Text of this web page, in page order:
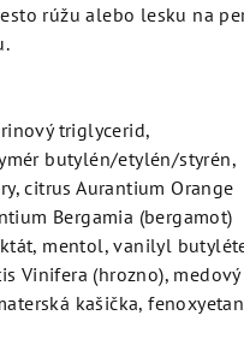
rúžu alebo lesku na
triglycerid,
butylén/etylén/styrén,
citrus Aurantium Orange
Bergamia (bergamot)
mentol, vanilyl
Vinifera (hrozno), medový
kašička,